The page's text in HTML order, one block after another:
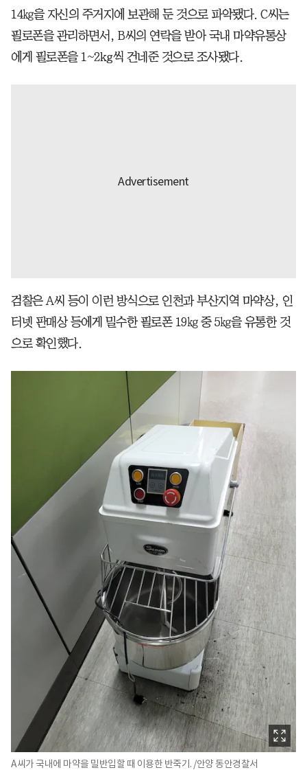
14㎏을 자신의 주거지에 보관해 둔 것으로 파악됐다. C씨는
필로폰을 관리하면서, B씨의 연락을 받아 국내 마약유통상
에게 필로폰을 1~2kg씩 건네준 것으로 조사됐다.
검찰은 A씨 등이 이런 방식으로 인천과 부산지역 마약상, 인
터넷 판매상 등에게 밀수한 필로폰 19㎏ 중 5㎏을 유통한 것
으로 확인했다.
A씨가 국내에 마약을 밀반입할 때 이용한 반죽기. /안양 동안경찰서